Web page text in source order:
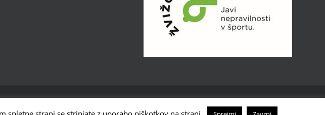
FacebookInstagram
X YouTube